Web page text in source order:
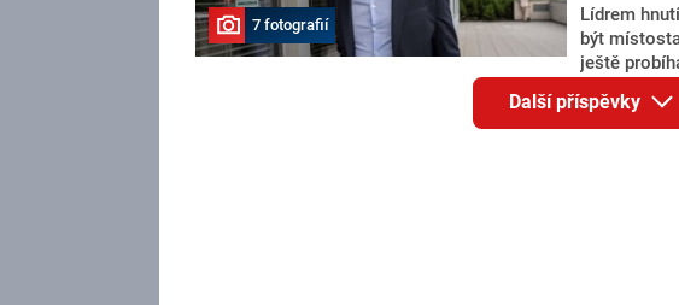
7 fotografií
Lídrem
být
ještě
Jana
redakci
Benkovič.
Další příspěvky